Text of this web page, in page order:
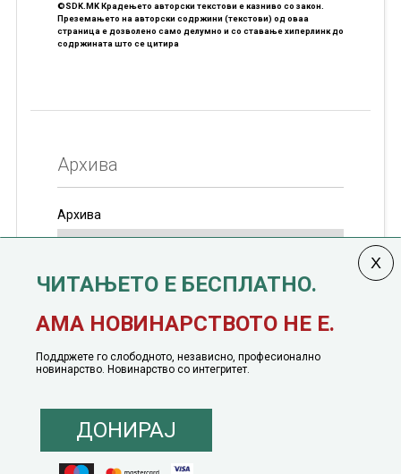
©SDK.MK Крадењето авторски текстови е казниво со закон.
Преземањето на авторски содржини (текстови) од оваа
страница е дозволено само делумно и со ставање хиперлинк до
содржината што се цитира
Архива
Архива
јануари, 1991 година
© 2016 - 2026 Сакам Да Кажам. Сите права задржани |
ЧИТАЊЕТО Е БЕСПЛАТНО.
АМА НОВИНАРСТВОТО НЕ Е.
Поддржете го слободното, независно, професионално
новинарство. Новинарство со интегритет.
ДОНИРАЈ